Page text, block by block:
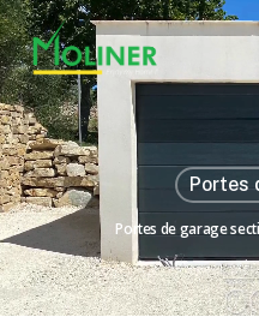
Skip
to
main
content
Portes
Portes de garage